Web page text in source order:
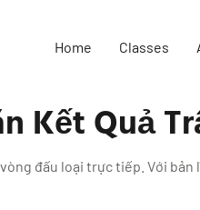
Home Classes
Kết Quả
đấu loại trực tiếp. Với